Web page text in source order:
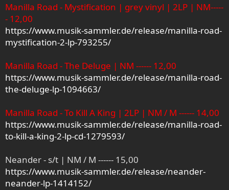
Manilla Road - Mystification | grey vinyl | 2LP | NM-----
- 12,00
https://www.musik-sammler.de/release/manilla-road-
mystification-2-lp-793255/
Manilla Road - The Deluge | NM ------ 12,00
https://www.musik-sammler.de/release/manilla-road-
the-deluge-lp-1094663/
Manilla Road - To Kill A King | 2LP | NM / M ------ 14,00
https://www.musik-sammler.de/release/manilla-road-
to-kill-a-king-2-lp-cd-1279593/
Neander - s/t | NM / M ------ 15,00
https://www.musik-sammler.de/release/neander-
neander-lp-1414152/